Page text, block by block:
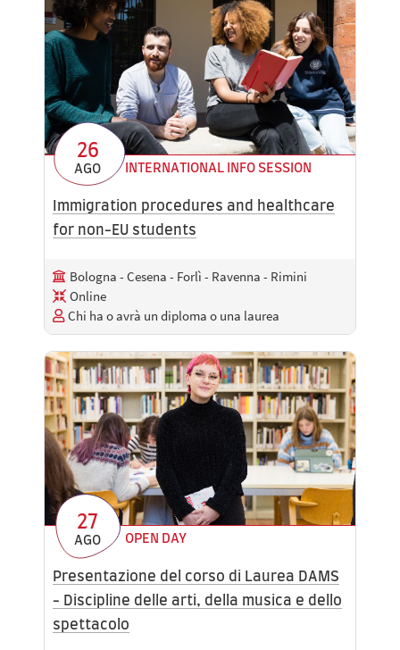
26
AGO INTERNATIONAL INFO SESSION
Immigration procedures and healthcare
for non-EU students
Bologna - Cesena - Forlì - Ravenna - Rimini
Online
Chi ha o avrà un diploma o una laurea
27
AGO OPEN DAY
Presentazione del corso di Laurea DAMS
- Discipline delle arti, della musica e dello
spettacolo